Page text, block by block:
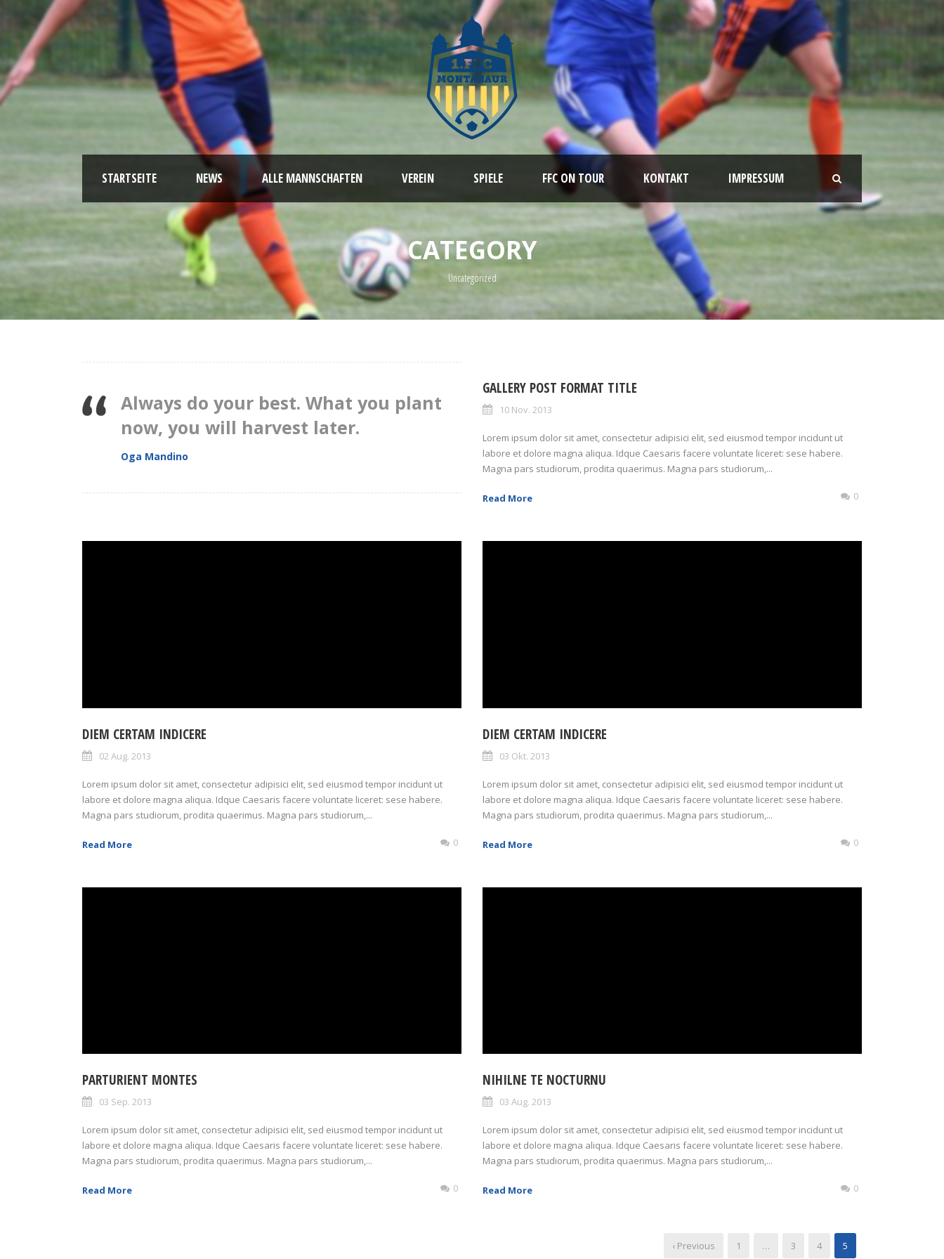
STARTSEITE NEWS ALLE MANNSCHAFTEN VEREIN SPIELE FFC ON TOUR KONTAKT IMPRESSUM
CATEGORY
Uncategorized
Always do your best. What you plant
now, you will harvest later.
Oga Mandino
GALLERY POST FORMAT TITLE
10 Nov. 2013
Lorem ipsum dolor sit amet, consectetur adipisici elit, sed eiusmod tempor incidunt ut
labore et dolore magna aliqua. Idque Caesaris facere voluntate liceret: sese habere.
Magna pars studiorum, prodita quaerimus. Magna pars studiorum,...
Read More 0
DIEM CERTAM INDICERE
02 Aug. 2013
Lorem ipsum dolor sit amet, consectetur adipisici elit, sed eiusmod tempor incidunt ut
labore et dolore magna aliqua. Idque Caesaris facere voluntate liceret: sese habere.
Magna pars studiorum, prodita quaerimus. Magna pars studiorum,...
Read More 0
DIEM CERTAM INDICERE
03 Okt. 2013
Lorem ipsum dolor sit amet, consectetur adipisici elit, sed eiusmod tempor incidunt ut
labore et dolore magna aliqua. Idque Caesaris facere voluntate liceret: sese habere.
Magna pars studiorum, prodita quaerimus. Magna pars studiorum,...
Read More 0
PARTURIENT MONTES
03 Sep. 2013
Lorem ipsum dolor sit amet, consectetur adipisici elit, sed eiusmod tempor incidunt ut
labore et dolore magna aliqua. Idque Caesaris facere voluntate liceret: sese habere.
Magna pars studiorum, prodita quaerimus. Magna pars studiorum,...
Read More 0
NIHILNE TE NOCTURNU
03 Aug. 2013
Lorem ipsum dolor sit amet, consectetur adipisici elit, sed eiusmod tempor incidunt ut
labore et dolore magna aliqua. Idque Caesaris facere voluntate liceret: sese habere.
Magna pars studiorum, prodita quaerimus. Magna pars studiorum,...
Read More 0
‹ Previous 1 … 3 4 5